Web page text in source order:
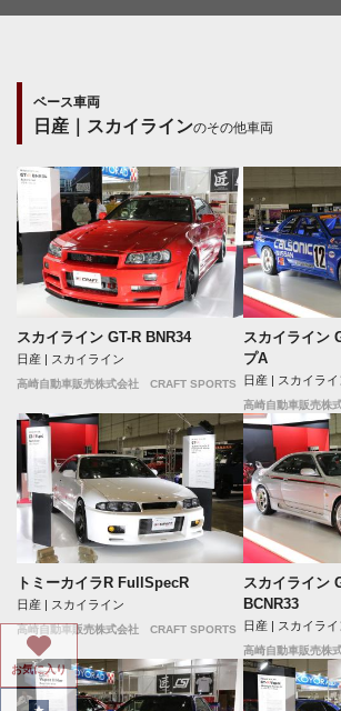
ベース車両
日産｜スカイラインのその他車両
スカイライン GT-R BNR34
日産 | スカイライン
高崎自動車販売株式会社 CRAFT SPORTS
スカイライン
プA
日産 | スカイライ
高崎自動車販売株
トミーカイラR FullSpecR
日産 | スカイライン
高崎自動車販売株式会社 CRAFT SPORTS
スカイライン
BCNR33
日産 | スカイライ
高崎自動車販売株
お気に入り